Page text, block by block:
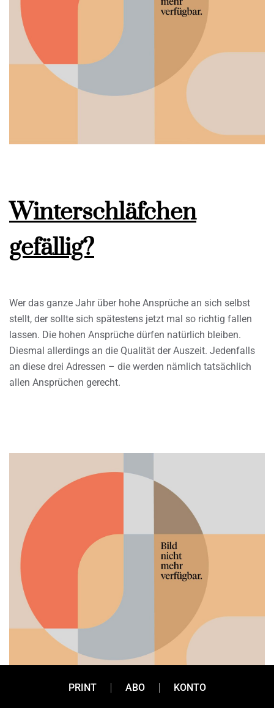
Winterschläfchen
gefällig?
Wer das ganze Jahr über hohe Ansprüche an sich selbst
stellt, der sollte sich spätestens jetzt mal so richtig fallen
lassen. Die hohen Ansprüche dürfen natürlich bleiben.
Diesmal allerdings an die Qualität der Auszeit. Jedenfalls
an diese drei Adressen – die werden nämlich tatsächlich
allen Ansprüchen gerecht.
PRINT ABO KONTO